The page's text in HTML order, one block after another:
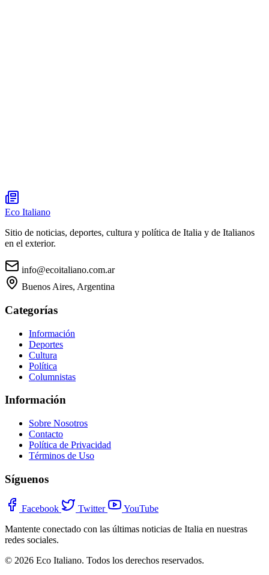
Eco Italiano
Sitio de noticias, deportes, cultura y política de Italia y de Italianos
en el exterior.
info@ecoitaliano.com.ar
Buenos Aires, Argentina
Categorías
Información
Deportes
Cultura
Política
Columnistas
Información
Sobre Nosotros
Contacto
Política de Privacidad
Términos de Uso
Síguenos
Facebook Twitter
YouTube
Mantente conectado con las últimas noticias de Italia en nuestras
redes sociales.
© 2026 Eco Italiano. Todos los derechos reservados.